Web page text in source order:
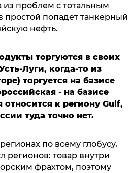
из проблем с тотальным
простой попадет танкерный
нефть.
торгуются в своих
Луги, когда-то из
торгуется на базисе
- на базисе
к региону Gulf,
туда точно нет.
по всему глобусу,
регионов: товар внутри
фрахтом, поэтому